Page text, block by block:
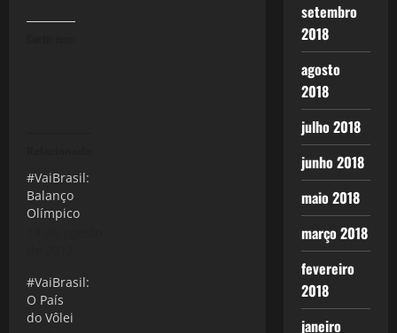
#VaiBrasil:
Balanço
Olímpico
#VaiBrasil:
O País
do Vôlei
setembro
2018
agosto
2018
julho 2018
junho 2018
maio 2018
março 2018
fevereiro
2018
janeiro